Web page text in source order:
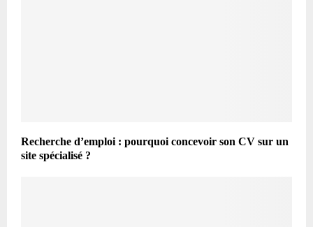
Recherche d’emploi : pourquoi concevoir son CV sur un
site spécialisé ?